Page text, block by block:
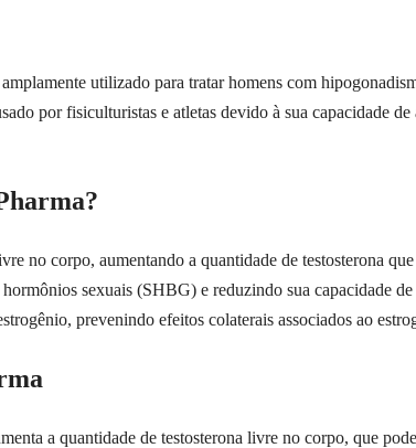
utilizado para tratar homens com
por fisiculturistas e atletas devido à sua capacidade
no corpo, aumentando a quantidade de testosterona
sexuais (SHBG) e reduzindo sua capacidade
prevenindo efeitos colaterais associados ao
a quantidade de testosterona livre no corpo, que